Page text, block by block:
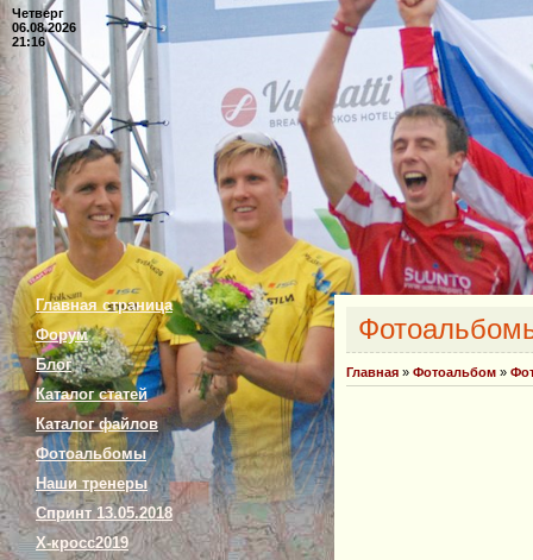
Четверг
06.08.2026
21:16
Главная страница
Форум
Блог
Каталог статей
Каталог файлов
Фотоальбомы
Наши тренеры
Спринт 13.05.2018
Х-кросс2019
Главная » Фотоальбом »